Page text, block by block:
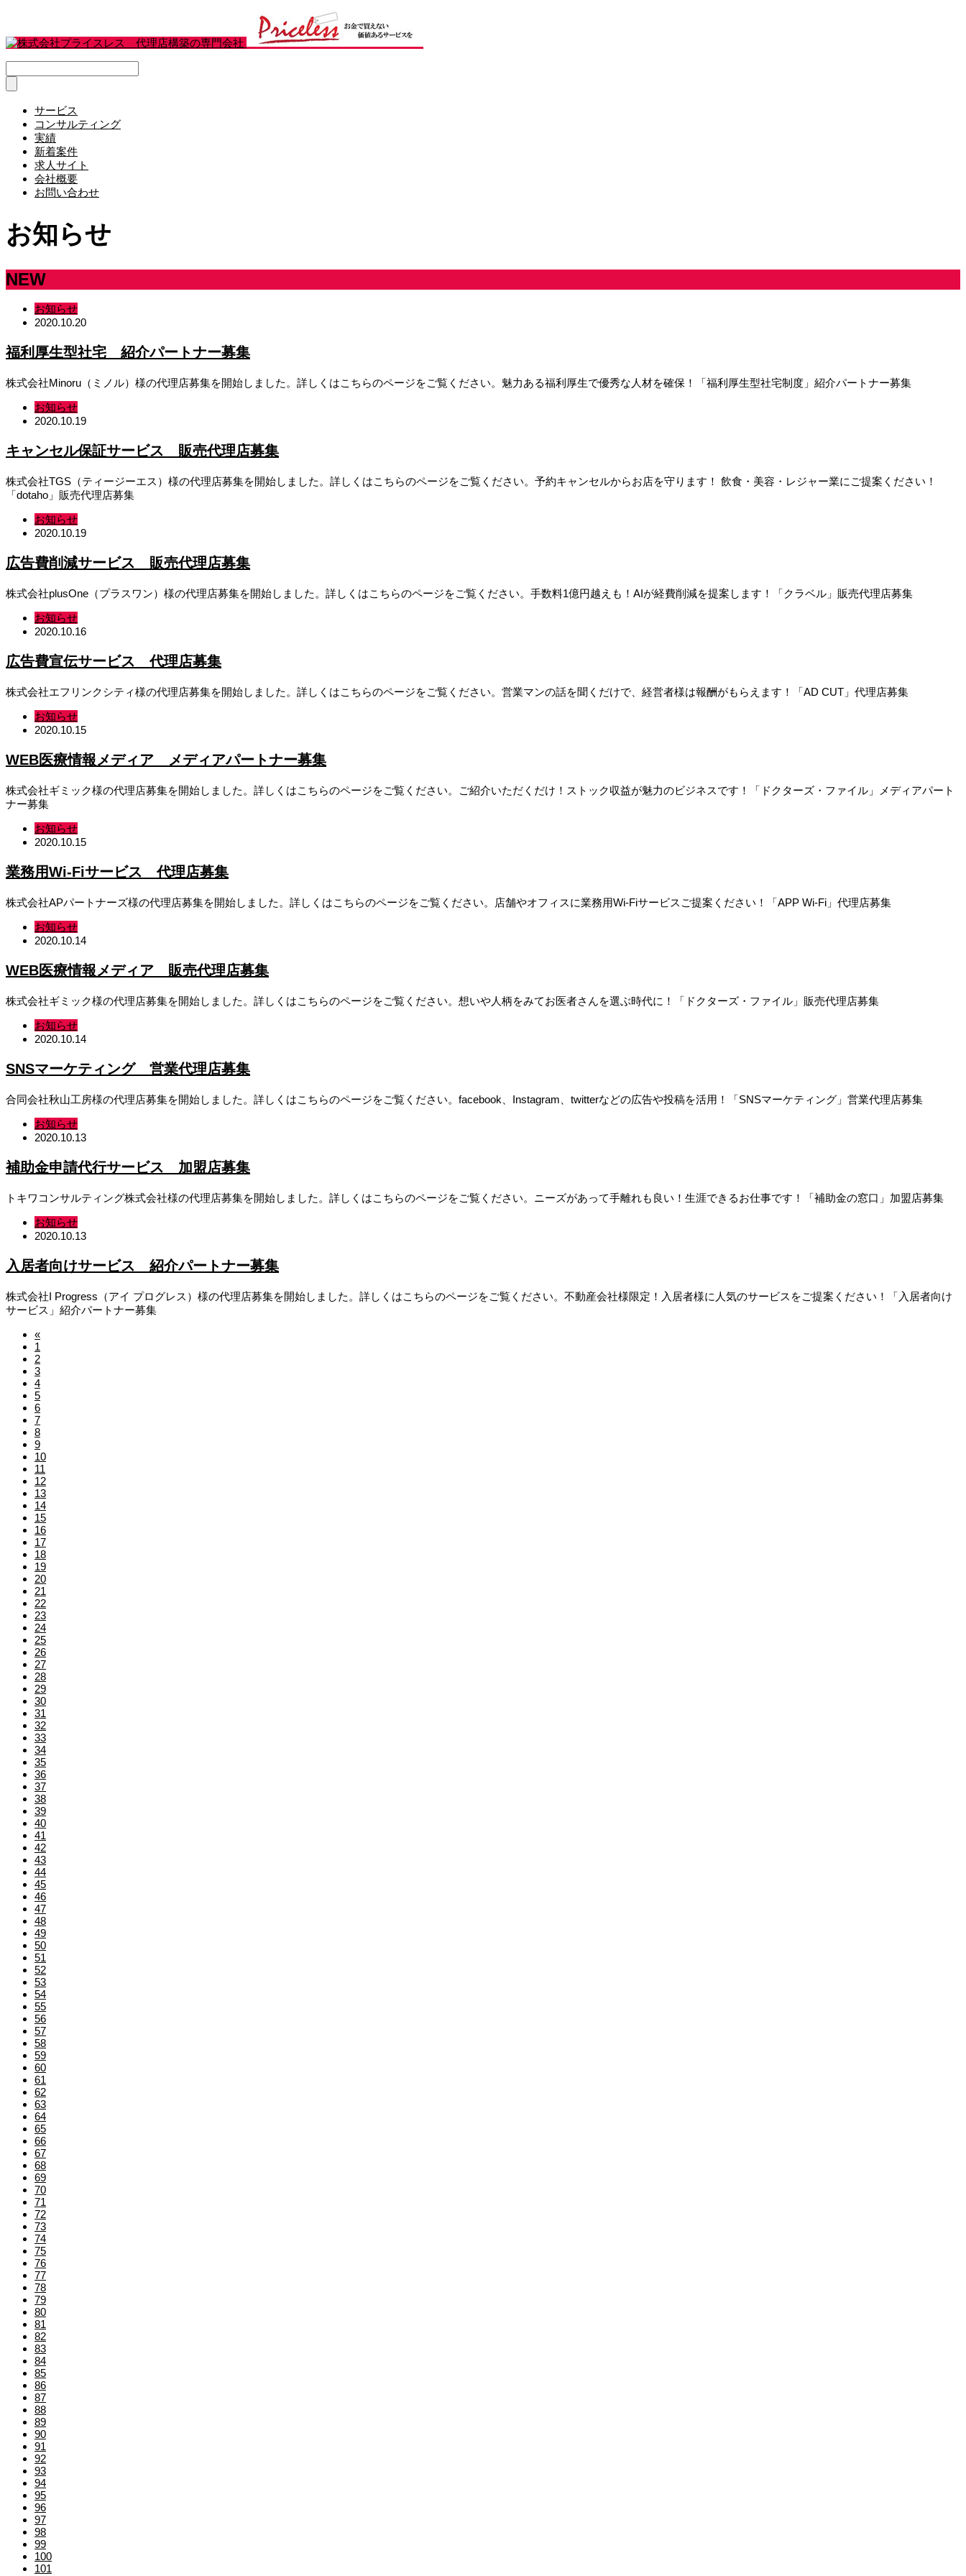
サービス
コンサルティング
実績
新着案件
求人サイト
会社概要
お問い合わせ
お知らせ
NEW
お知らせ
2020.10.20
福利厚生型社宅 紹介パートナー募集
株式会社Minoru（ミノル）様の代理店募集を開始しました。詳しくはこちらのページをご覧ください。魅力ある福利厚生で優秀な人材を確保！「福利厚生型社宅制度」紹介パートナー募集
お知らせ
2020.10.19
キャンセル保証サービス 販売代理店募集
株式会社TGS（ティージーエス）様の代理店募集を開始しました。詳しくはこちらのページをご覧ください。予約キャンセルからお店を守ります！ 飲食・美容・レジャー業にご提案ください！
「dotaho」販売代理店募集
お知らせ
2020.10.19
広告費削減サービス 販売代理店募集
株式会社plusOne（プラスワン）様の代理店募集を開始しました。詳しくはこちらのページをご覧ください。手数料1億円越えも！AIが経費削減を提案します！「クラベル」販売代理店募集
お知らせ
2020.10.16
広告費宣伝サービス 代理店募集
株式会社エフリンクシティ様の代理店募集を開始しました。詳しくはこちらのページをご覧ください。営業マンの話を聞くだけで、経営者様は報酬がもらえます！「AD CUT」代理店募集
お知らせ
2020.10.15
WEB医療情報メディア メディアパートナー募集
株式会社ギミック様の代理店募集を開始しました。詳しくはこちらのページをご覧ください。ご紹介いただくだけ！ストック収益が魅力のビジネスです！「ドクターズ・ファイル」メディアパート
ナー募集
お知らせ
2020.10.15
業務用Wi-Fiサービス 代理店募集
株式会社APパートナーズ様の代理店募集を開始しました。詳しくはこちらのページをご覧ください。店舗やオフィスに業務用Wi-Fiサービスご提案ください！「APP Wi-Fi」代理店募集
お知らせ
2020.10.14
WEB医療情報メディア 販売代理店募集
株式会社ギミック様の代理店募集を開始しました。詳しくはこちらのページをご覧ください。想いや人柄をみてお医者さんを選ぶ時代に！「ドクターズ・ファイル」販売代理店募集
お知らせ
2020.10.14
SNSマーケティング 営業代理店募集
合同会社秋山工房様の代理店募集を開始しました。詳しくはこちらのページをご覧ください。facebook、Instagram、twitterなどの広告や投稿を活用！「SNSマーケティング」営業代理店募集
お知らせ
2020.10.13
補助金申請代行サービス 加盟店募集
トキワコンサルティング株式会社様の代理店募集を開始しました。詳しくはこちらのページをご覧ください。ニーズがあって手離れも良い！生涯できるお仕事です！「補助金の窓口」加盟店募集
お知らせ
2020.10.13
入居者向けサービス 紹介パートナー募集
株式会社I Progress（アイ プログレス）様の代理店募集を開始しました。詳しくはこちらのページをご覧ください。不動産会社様限定！入居者様に人気のサービスをご提案ください！「入居者向け
サービス」紹介パートナー募集
«
1
2
3
4
5
6
7
8
9
10
11
12
13
14
15
16
17
18
19
20
21
22
23
24
25
26
27
28
29
30
31
32
33
34
35
36
37
38
39
40
41
42
43
44
45
46
47
48
49
50
51
52
53
54
55
56
57
58
59
60
61
62
63
64
65
66
67
68
69
70
71
72
73
74
75
76
77
78
79
80
81
82
83
84
85
86
87
88
89
90
91
92
93
94
95
96
97
98
99
100
101